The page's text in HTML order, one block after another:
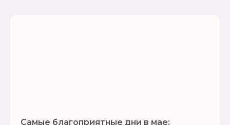
Самые благоприятные дни в мае: